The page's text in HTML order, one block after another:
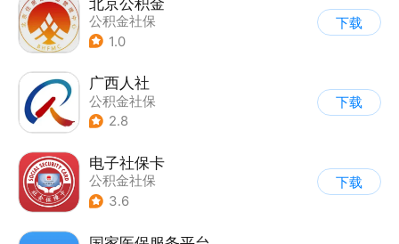
公积金社保
1.0
下载
广西人社
公积金社保
2.8
下载
电子社保卡
公积金社保
3.6
下载